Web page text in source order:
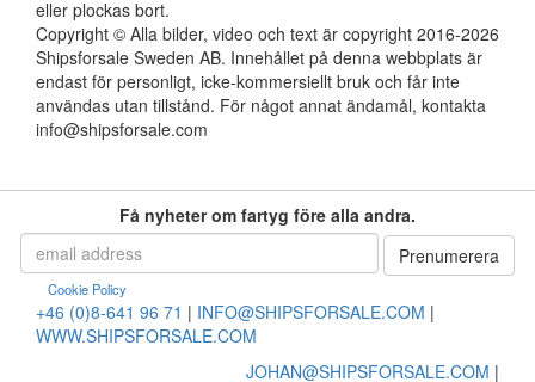
eller plockas bort.
Copyright © Alla bilder, video och text är copyright 2016-2026
Shipsforsale Sweden AB. Innehållet på denna webbplats är
endast för personligt, icke-kommersiellt bruk och får inte
användas utan tillstånd. För något annat ändamål, kontakta
info@shipsforsale.com
Få nyheter om fartyg före alla andra.
Cookie Policy
+46 (0)8-641 96 71 | INFO@SHIPSFORSALE.COM |
WWW.SHIPSFORSALE.COM
JOHAN@SHIPSFORSALE.COM |